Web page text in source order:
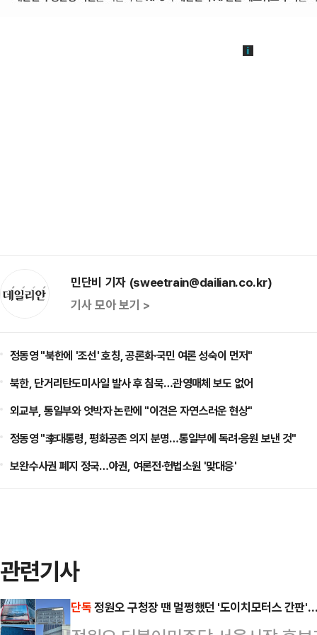
민단비 기자 (sweetrain@dailian.co.kr)
기사 모아 보기 >
정동영 "북한에 '조선' 호칭, 공론화·국민 여론 성숙이 먼저"
북한, 단거리탄도미사일 발사 후 침묵…관영매체 보도 없어
외교부, 통일부와 엇박자 논란에 "이견은 자연스러운 현상"
정동영 "李대통령, 평화공존 의지 분명…통일부에 독려·응원 보낸 것"
보완수사권 폐지 정국…야권, 여론전·헌법소원 '맞대응'
관련기사
단독정원오 구청장 땐 멀쩡했던 '도이치모터스 간판